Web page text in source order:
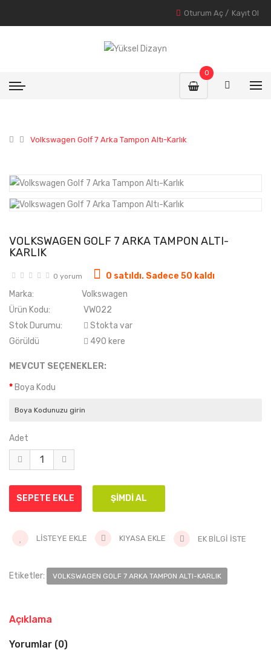
Oturum Aç / Kayıt Ol
0
Volkswagen Golf 7 Arka Tampon Altı-Karlık
VOLKSWAGEN GOLF 7 ARKA TAMPON ALTI-
KARLIK
0 yorum
0 satıldı. Sadece 50 kaldı
Marka:
Volkswagen
Ürün Kodu:
VW022
Stok Durumu:
Stokta var
Görüldü
490 kere
MEVCUT SEÇENEKLER:
Boya Kodu
Adet
LISTEYE EKLE KIYASA EKLE EK BILGI İSTE
Etiketler: VOLKSWAGEN GOLF 7 ARKA TAMPON ALTI-KARLIK
Açıklama
Yorumlar (0)